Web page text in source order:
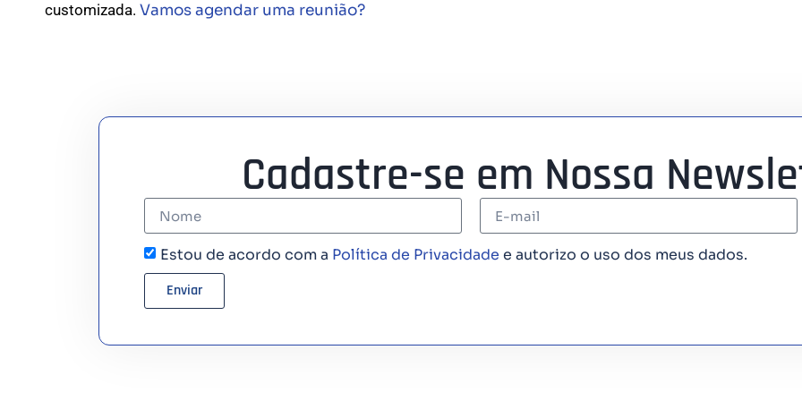
customizada. Vamos agendar uma reunião?
Cadastre-se em Nossa
Estou de acordo com a Política de Privacidade e autorizo o uso dos meus dados.
Enviar